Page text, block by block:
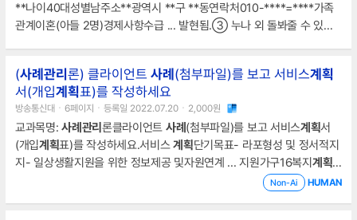
**나이40대성별남주소**광역시 **구 **동연락처010-****=****가족
관계이혼(아들 2명)경제사항수급 ... 발현됨.③ 누나 외 돌봐줄 수 있는
센터와 연계하여 ct의 증상관리와 더불어 일상생활, 자녀 양육을 할 수
있도록 협업이 필요하다고 판단됨. 이에
입 진행하기로 함.*개입기간 : 2023
(사례 관리 론) 클라이언트 사례 (첨부파일)를 보고 서비스계획
서(개입계획표)를 작성하세요
방송통신대ㆍ6페이지ㆍ등록일 2022.07.20ㆍ2,000원
교과목명:사례 관리 론클라이언트 사례 (첨부파일)를 보고 서비스계획서
(개입계획표)를 작성하세요.서비스계획단기목표- 라포형성 및 정서적지
지- 일상생활지원을 위한 정보제공 및자원연계 ... 지원가구16복지계획
팀이행중재가대상자나 저소득 어르신
Non-Ai HUMAN